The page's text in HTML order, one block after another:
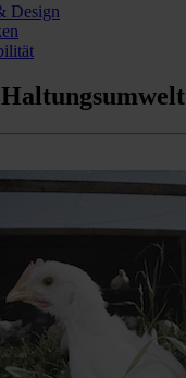
Design
Haltungsumwelt